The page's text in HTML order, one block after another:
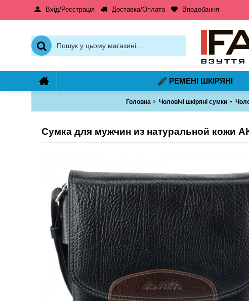
Вхід/Реєстрація Доставка/Оплата Вподобання
РЕМЕНІ ШКІРЯНІ
Головна Чоловічі шкіряні сумки
Сумка для мужчин из натуральной кожи